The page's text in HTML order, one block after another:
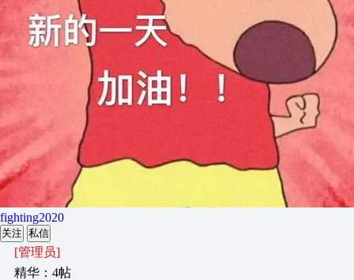
fighting2020
关注 私信
[管理员]
精华：4帖